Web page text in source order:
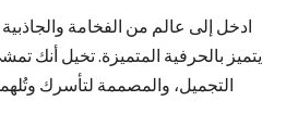
ادخل إلى عالم من الفخامة
يتميز بالحرفية المتميزة. تخيل
التجميل، والمصممة لتأسرك